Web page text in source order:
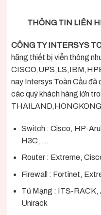
THÔNG TIN LIÊN
CÔNG TY INTERSYS
hãng thiết bị viễn thông
nay Intersys Toàn Cầu đã
các quý khách hàng lớn
Switch : Cisco, HP-
H3C, …
Router : Extreme,
Firewall : Fortinet,
Tủ Mạng : ITS-RACK,
Unirack